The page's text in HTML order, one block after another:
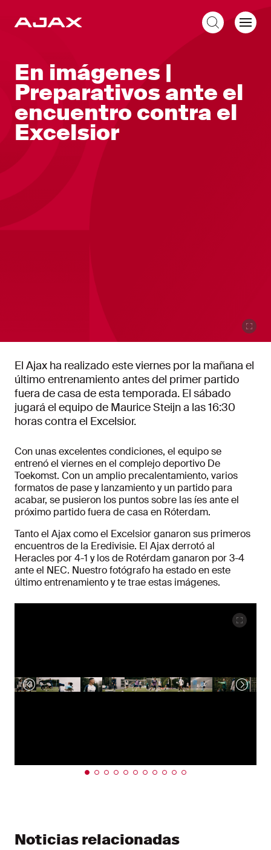
En imágenes |
Preparativos ante el
encuentro contra el
Excelsior
El Ajax ha realizado este viernes por la mañana el
último entrenamiento antes del primer partido
fuera de casa de esta temporada. El sábado
jugará el equipo de Maurice Steijn a las 16:30
horas contra el Excelsior.
Con unas excelentes condiciones, el equipo se
entrenó el viernes en el complejo deportivo De
Toekomst. Con un amplio precalentamiento, varios
formatos de pase y lanzamiento y un partido para
acabar, se pusieron los puntos sobre las íes ante el
próximo partido fuera de casa en Róterdam.
Tanto el Ajax como el Excelsior ganaron sus primeros
encuentros de la Eredivisie. El Ajax derrotó al
Heracles por 4-1 y los de Rotérdam ganaron por 3-4
ante el NEC. Nuestro fotógrafo ha estado en este
último entrenamiento y te trae estas imágenes.
Noticias relacionadas